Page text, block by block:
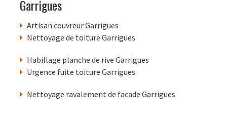
Garrigues
Artisan couvreur Garrigues
Nettoyage de toiture Garrigues
Habillage planche de rive Garrigues
Urgence fuite toiture Garrigues
Nettoyage ravalement de facade Garrigues